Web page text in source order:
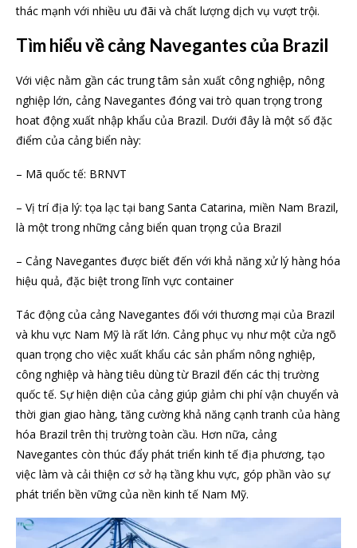
thác mạnh với nhiều ưu đãi và chất lượng dịch vụ vượt trội.
Tìm hiểu về cảng Navegantes của Brazil
Với việc nằm gần các trung tâm sản xuất công nghiệp, nông
nghiệp lớn, cảng Navegantes đóng vai trò quan trọng trong
hoat động xuất nhập khẩu của Brazil. Dưới đây là một số đặc
điểm của cảng biển này:
– Mã quốc tế: BRNVT
– Vị trí địa lý: tọa lạc tại bang Santa Catarina, miền Nam Brazil,
là một trong những cảng biển quan trọng của Brazil
– Cảng Navegantes được biết đến với khả năng xử lý hàng hóa
hiệu quả, đặc biệt trong lĩnh vực container
Tác động của cảng Navegantes đối với thương mại của Brazil
và khu vực Nam Mỹ là rất lớn. Cảng phục vụ như một cửa ngõ
quan trọng cho việc xuất khẩu các sản phẩm nông nghiệp,
công nghiệp và hàng tiêu dùng từ Brazil đến các thị trường
quốc tế. Sự hiện diện của cảng giúp giảm chi phí vận chuyển và
thời gian giao hàng, tăng cường khả năng cạnh tranh của hàng
hóa Brazil trên thị trường toàn cầu. Hơn nữa, cảng
Navegantes còn thúc đẩy phát triển kinh tế địa phương, tạo
việc làm và cải thiện cơ sở hạ tầng khu vực, góp phần vào sự
phát triển bền vững của nền kinh tế Nam Mỹ.